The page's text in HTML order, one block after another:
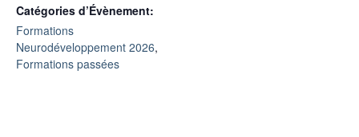
Catégories d’Évènement:
Formations
Neurodéveloppement 2026,
Formations passées